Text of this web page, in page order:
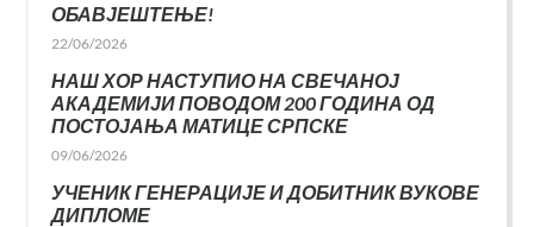
ОБАВЈЕШТЕЊЕ!
22/06/2026
НАШ ХОР НАСТУПИО НА СВЕЧАНОЈ
АКАДЕМИЈИ ПОВОДОМ 200 ГОДИНА ОД
ПОСТОЈАЊА МАТИЦЕ СРПСКЕ
09/06/2026
УЧЕНИК ГЕНЕРАЦИЈЕ И ДОБИТНИК ВУКОВЕ
ДИПЛОМЕ